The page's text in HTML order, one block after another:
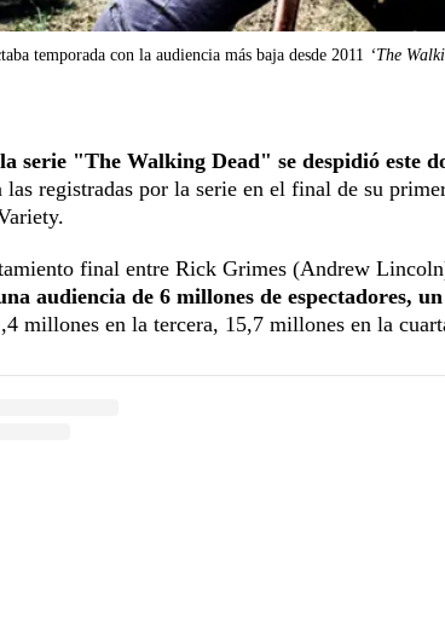
temporada con la audiencia más baja desde 2011 ‘The
serie "The Walking Dead" se despidió este
las registradas por la serie en el final de su
final entre Rick Grimes (Andrew
audiencia de 6 millones de espectadores,
millones en la tercera, 15,7 millones en la